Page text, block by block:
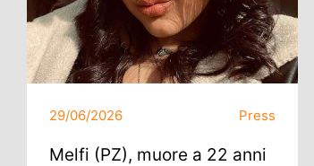
29/06/2026 Press
Melfi (PZ), muore a 22 anni